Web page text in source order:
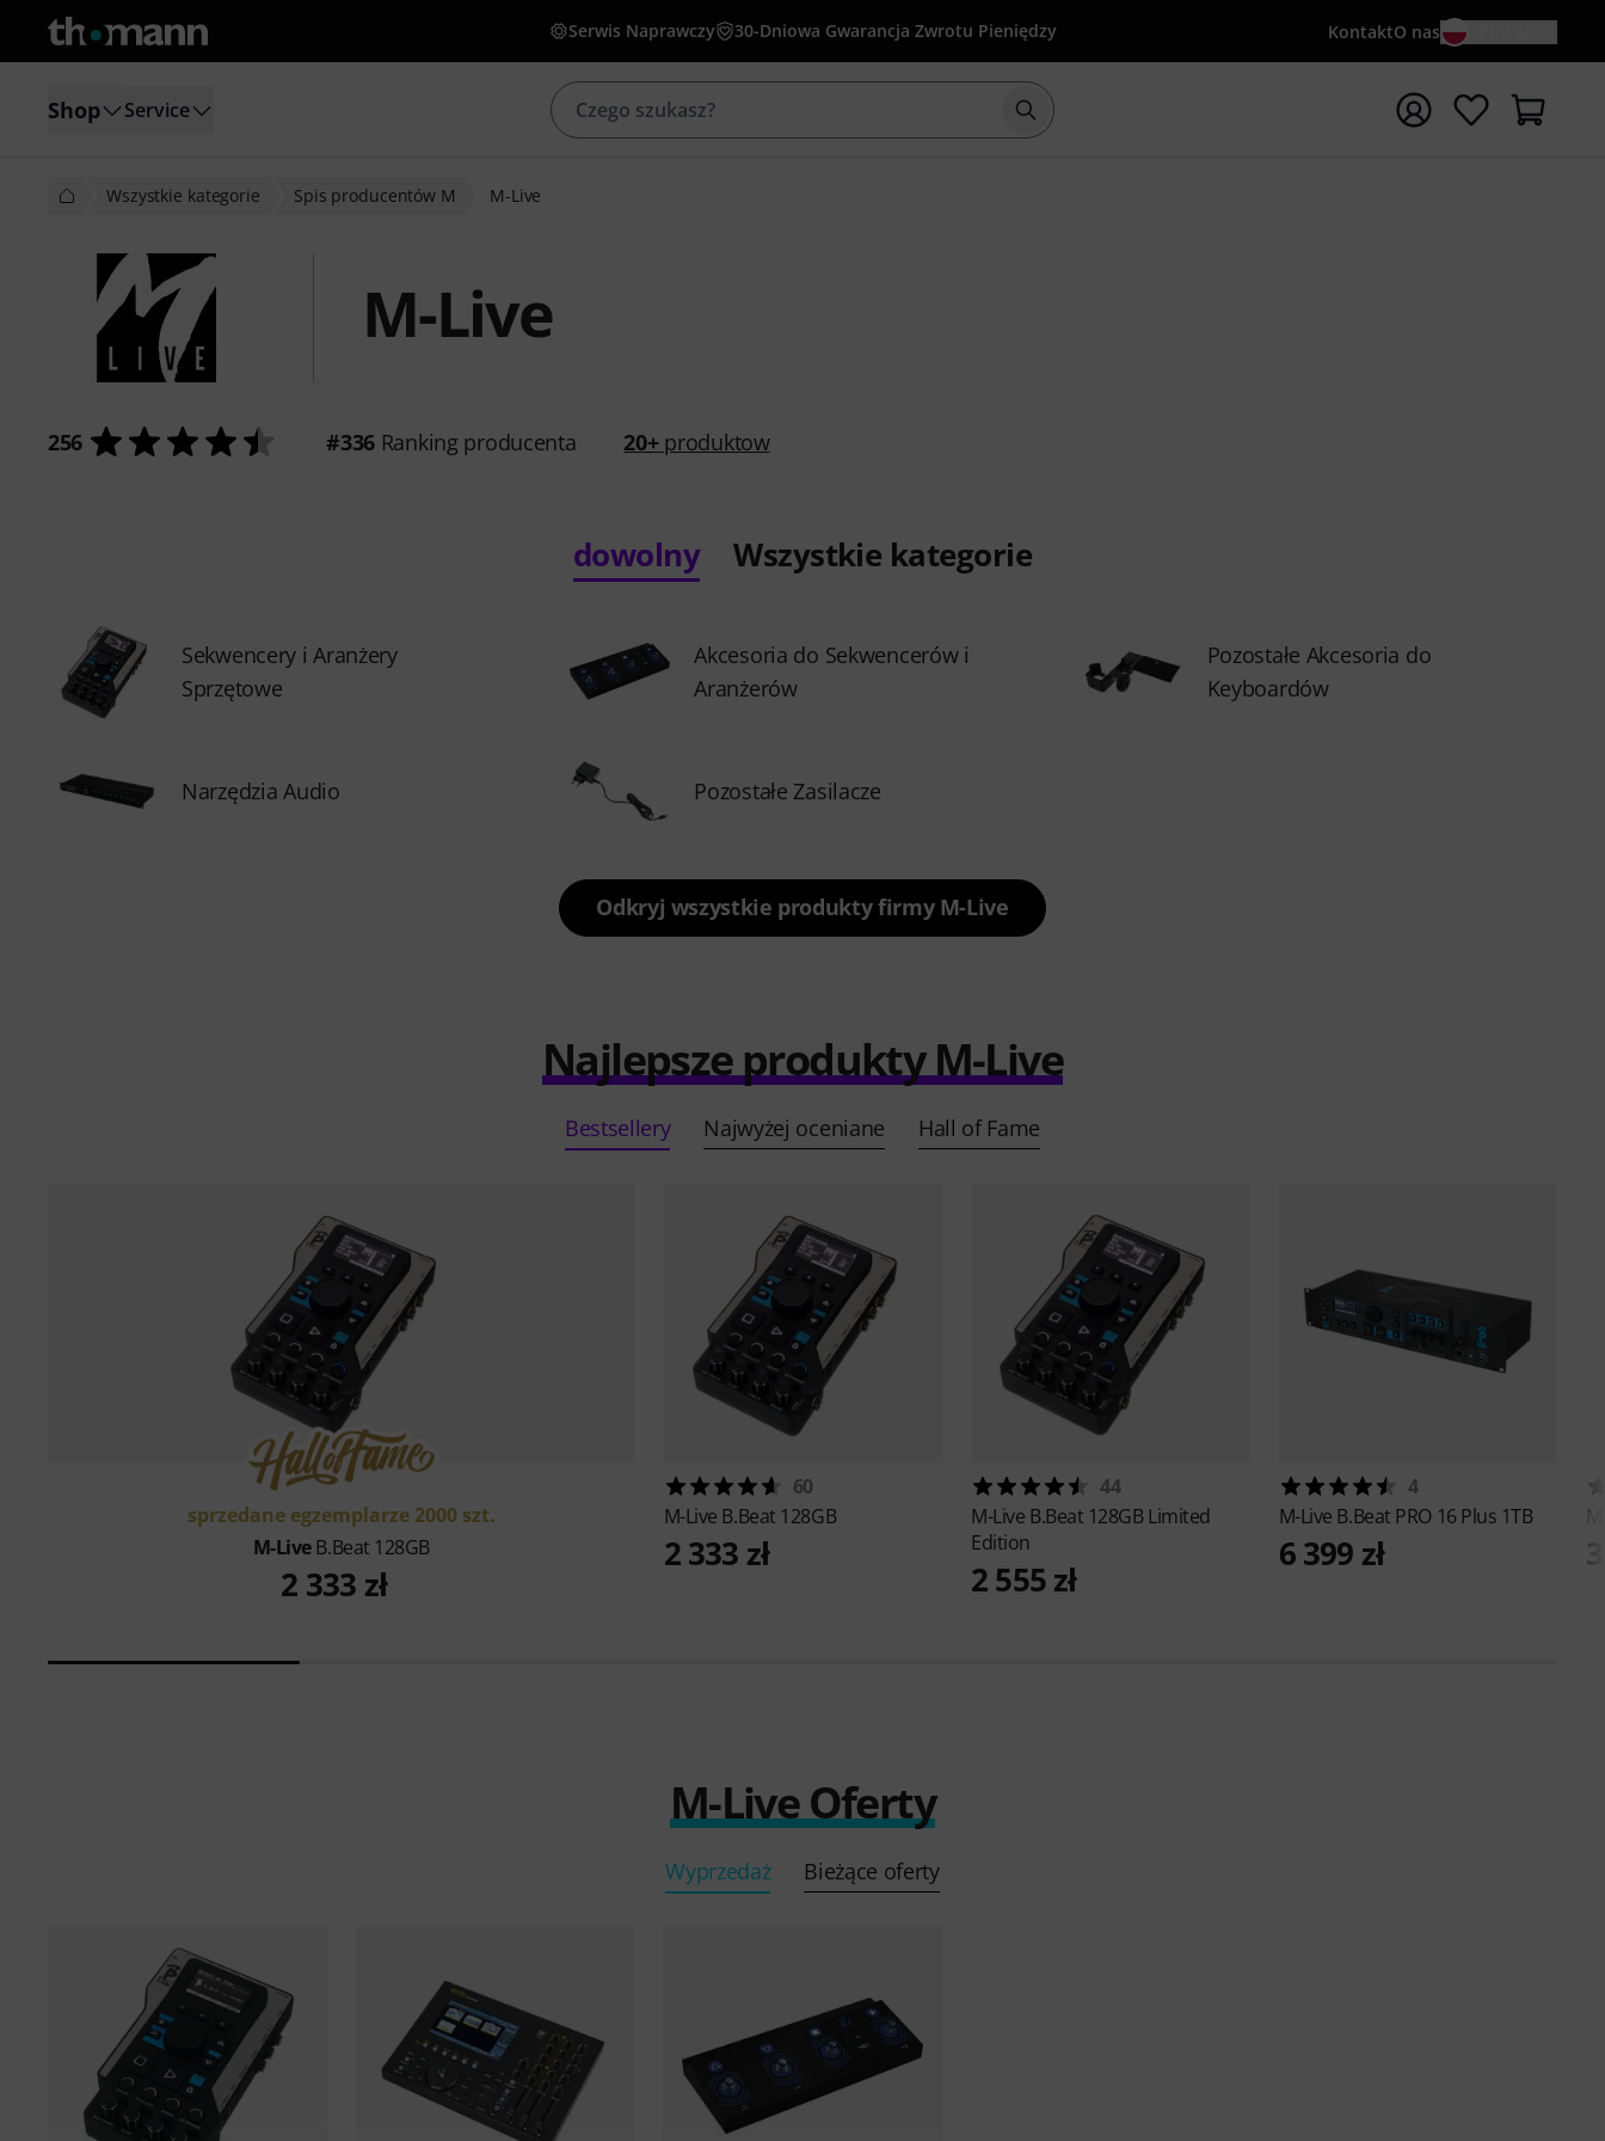
Serwis Naprawczy 30-Dniowa Gwarancja Zwrotu Pieniędzy KontaktO nas
Shop Service Rozpocznij wyszukiwanie od słowa kluczowego {searchTerm}
Wszystkie kategorie Spis producentów M M-Live
M-Live
256 #336Ranking producenta 20+produktow
dowolny Wszystkie kategorie
Sekwencery i Aranżery
Sprzętowe
Akcesoria do Sekwencerów i
Aranżerów
Pozostałe Akcesoria do
Keyboardów
Narzędzia Audio Pozostałe Zasilacze
Odkryj wszystkie produkty firmy M-Live
Najlepsze produkty M-Live
Bestsellery Najwyżej oceniane Hall of Fame
sprzedane egzemplarze 2000 szt.
M-LiveB.Beat 128GB
2 333 zł
60
M-Live B.Beat 128GB
2 333 zł
44
M-Live B.Beat 128GB Limited
Edition
2 555 zł
4
M-Live B.Beat PRO 16 Plus 1TB
6 399 zł
M-Live Oferty
Wyprzedaż Bieżące oferty